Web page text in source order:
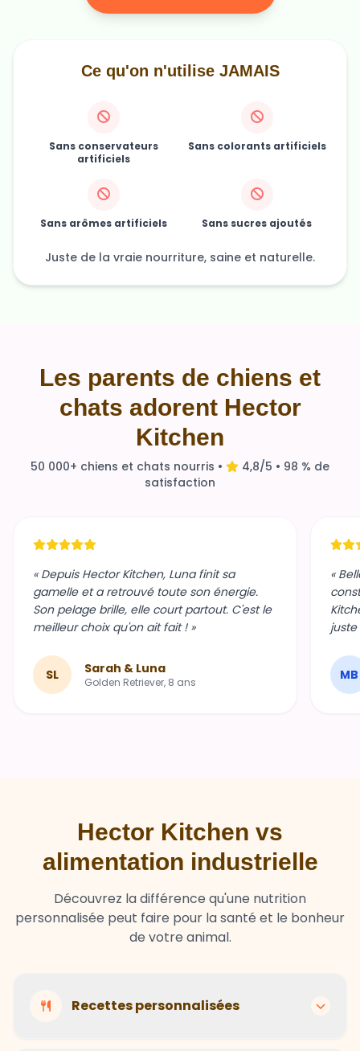
Ce qu'on n'utilise JAMAIS
Sans conservateurs
artificiels
Sans colorants artificiels
Sans arômes artificiels Sans sucres ajoutés
Juste de la vraie nourriture, saine et naturelle.
Les parents de chiens et
chats adorent Hector
Kitchen
50 000+ chiens et chats nourris •
4,8/5 • 98 % de
satisfaction
« Depuis Hector Kitchen, Luna finit sa
gamelle et a retrouvé toute son énergie.
Son pelage brille, elle court partout. C'est le
meilleur choix qu'on ait fait ! »
SL Sarah & Luna
Golden Retriever, 8 ans
«
MB
Hector Kitchen vs
alimentation industrielle
Découvrez la différence qu'une nutrition
personnalisée peut faire pour la santé et le bonheur
de votre animal.
Recettes personnalisées